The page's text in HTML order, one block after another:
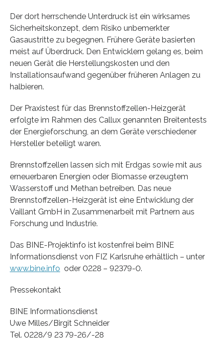
Der dort herrschende Unterdruck ist ein wirksames
Sicherheitskonzept, dem Risiko unbemerkter
Gasaustritte zu begegnen. Frühere Geräte basierten
meist auf Überdruck. Den Entwicklern gelang es, beim
neuen Gerät die Herstellungskosten und den
Installationsaufwand gegenüber früheren Anlagen zu
halbieren.
Der Praxistest für das Brennstoffzellen-Heizgerät
erfolgte im Rahmen des Callux genannten Breitentests
der Energieforschung, an dem Geräte verschiedener
Hersteller beteiligt waren.
Brennstoffzellen lassen sich mit Erdgas sowie mit aus
erneuerbaren Energien oder Biomasse erzeugtem
Wasserstoff und Methan betreiben. Das neue
Brennstoffzellen-Heizgerät ist eine Entwicklung der
Vaillant GmbH in Zusammenarbeit mit Partnern aus
Forschung und Industrie.
Das BINE-Projektinfo ist kostenfrei beim BINE
Informationsdienst von FIZ Karlsruhe erhältlich – unter
www.bine.info oder 0228 – 92379-0.
Pressekontakt
BINE Informationsdienst
Uwe Milles/Birgit Schneider
Tel. 0228/9 23 79-26/-28